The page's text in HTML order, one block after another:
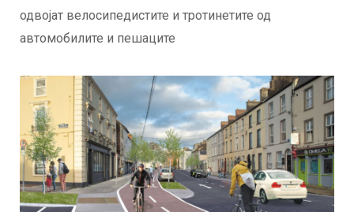
одвојат велосипедистите и тротинетите од
автомобилите и пешаците